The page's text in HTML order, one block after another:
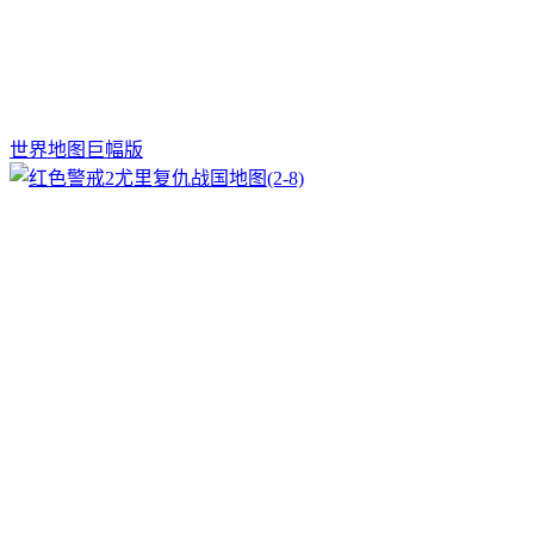
世界地图巨幅版